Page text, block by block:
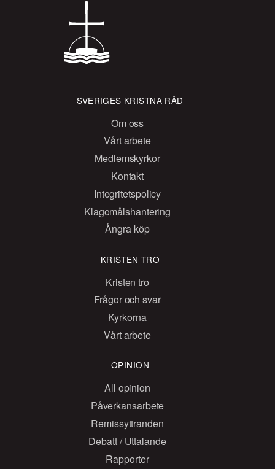
SVERIGES KRISTNA RÅD
Om oss
Vårt arbete
Medlemskyrkor
Kontakt
Integritetspolicy
Klagomålshantering
Ångra köp
KRISTEN TRO
Kristen tro
Frågor och svar
Kyrkorna
Vårt arbete
OPINION
All opinion
Påverkansarbete
Remissyttranden
Debatt / Uttalande
Rapporter